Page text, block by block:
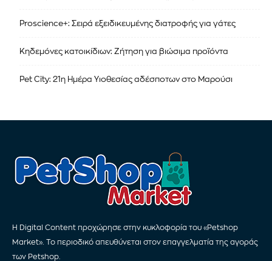
Proscience+: Σειρά εξειδικευμένης διατροφής για γάτες
Κηδεμόνες κατοικίδιων: Ζήτηση για βιώσιμα προϊόντα
Pet City: 21η Ημέρα Υιοθεσίας αδέσποτων στο Μαρούσι
Η Digital Content προχώρησε στην κυκλοφορία του «Petshop
Market». Το περιοδικό απευθύνεται στον επαγγελματία της αγοράς
των Petshop.